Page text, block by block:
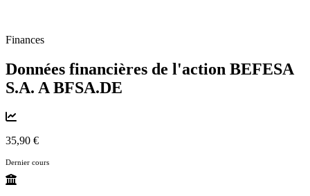
Finances
Données financières de l'action BEFESA
S.A. A BFSA.DE
35,90 €
Dernier cours